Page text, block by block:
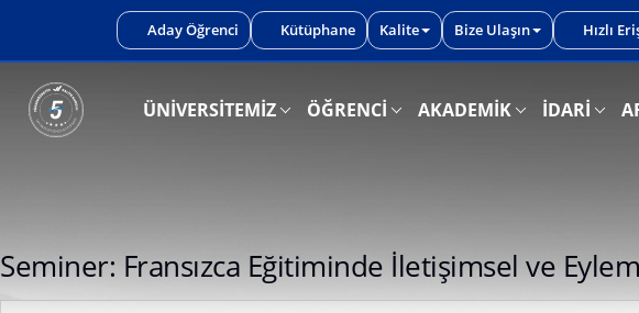
ÜNİVERSİTEMİZ ÖĞRENCİ AKADEMİK İDARİ
Aday Öğrenci Kütüphane Kalite Bize Ulaşın Hızlı
Seminer: Fransızca Eğitiminde İletişimsel ve